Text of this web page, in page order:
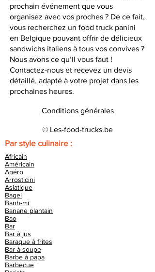
prochain événement que vous
organisez avec vos proches ? De ce fait,
vous recherchez un food truck panini
en Belgique pouvant offrir de délicieux
sandwichs italiens à tous vos convives ?
Nous avons ce qu’il vous faut !
Contactez-nous et recevez un devis
détaillé, adapté à votre projet dans les
prochaines heures.
Conditions générales
© Les-food-trucks.be
Par style culinaire :
Africain
Américain
Apéro
Arrosticini
Asiatique
Bagel
Banh-mi
Banane plantain
Bao
Bar
Bar à jus
Baraque à frites
Bar à soupe
Barbe à papa
Barbecue